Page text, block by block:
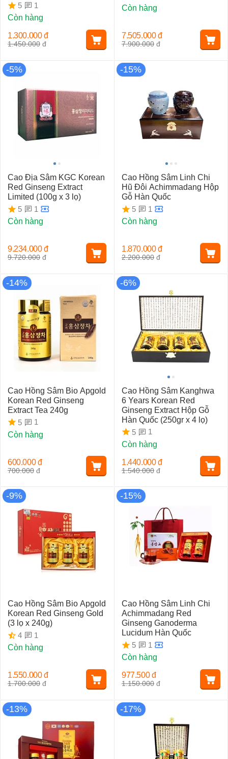
5
1
Còn hàng
1.450.000 đ
1.300.000 đ
Còn hàng
7.900.000 đ
7.505.000 đ
-5%
Cao Địa Sâm KGC Korean
Red Ginseng Extract
Limited (100g x 3 lọ)
5
1
Còn hàng
9.720.000 đ
9.234.000 đ
-15%
Cao Hồng Sâm Linh Chi
Hũ Đôi Achimmadang Hộp
Gỗ Hàn Quốc
5
1
Còn hàng
2.200.000 đ
1.870.000 đ
-14%
Cao Hồng Sâm Bio Apgold
Korean Red Ginseng
Extract Tea 240g
5
1
Còn hàng
700.000 đ
600.000 đ
-6%
Cao Hồng Sâm Kanghwa
6 Years Korean Red
Ginseng Extract Hộp Gỗ
Hàn Quốc (250gr x 4 lọ)
5
1
Còn hàng
1.540.000 đ
1.440.000 đ
-9%
Cao Hồng Sâm Bio Apgold
Korean Red Ginseng Gold
(3 lọ x 240g)
4
1
Còn hàng
1.700.000 đ
1.550.000 đ
-15%
Cao Hồng Sâm Linh Chi
Achimmadang Red
Ginseng Ganoderma
Lucidum Hàn Quốc
5
1
Còn hàng
1.150.000 đ
977.500 đ
-13% -17%